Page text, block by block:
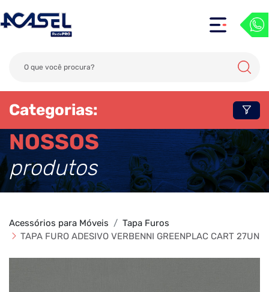
Categorias:
NOSSOS
produtos
Acessórios para Móveis
Tapa Furos
TAPA FURO ADESIVO VERBENNI GREENPLAC CART 27UN